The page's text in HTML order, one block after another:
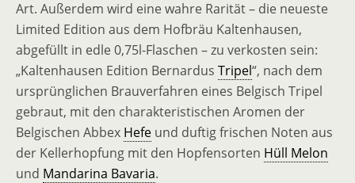
Art. Außerdem wird eine wahre Rarität – die neueste
Limited Edition aus dem Hofbräu Kaltenhausen,
abgefüllt in edle 0,75l-Flaschen – zu verkosten sein:
„Kaltenhausen Edition Bernardus Tripel“, nach dem
ursprünglichen Brauverfahren eines Belgisch Tripel
gebraut, mit den charakteristischen Aromen der
Belgischen Abbex Hefe und duftig frischen Noten aus
der Kellerhopfung mit den Hopfensorten Hüll Melon
und Mandarina Bavaria.